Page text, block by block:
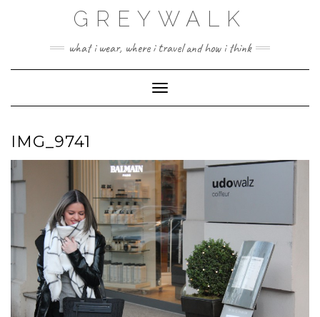
GREYWALK
what i wear, where i travel and how i think
Toggle Navigation
IMG_9741